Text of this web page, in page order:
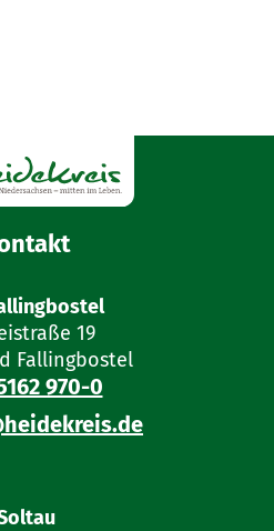
19
Fallingbostel
970-0